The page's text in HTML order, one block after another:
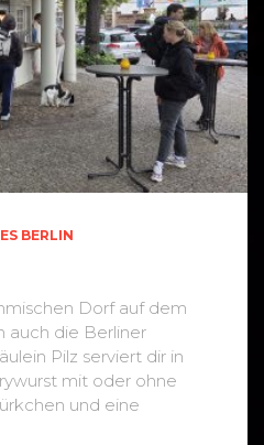
BERLIN
Dorf auf dem
auch die Berliner
Pilz serviert dir in
mit oder ohne
und eine